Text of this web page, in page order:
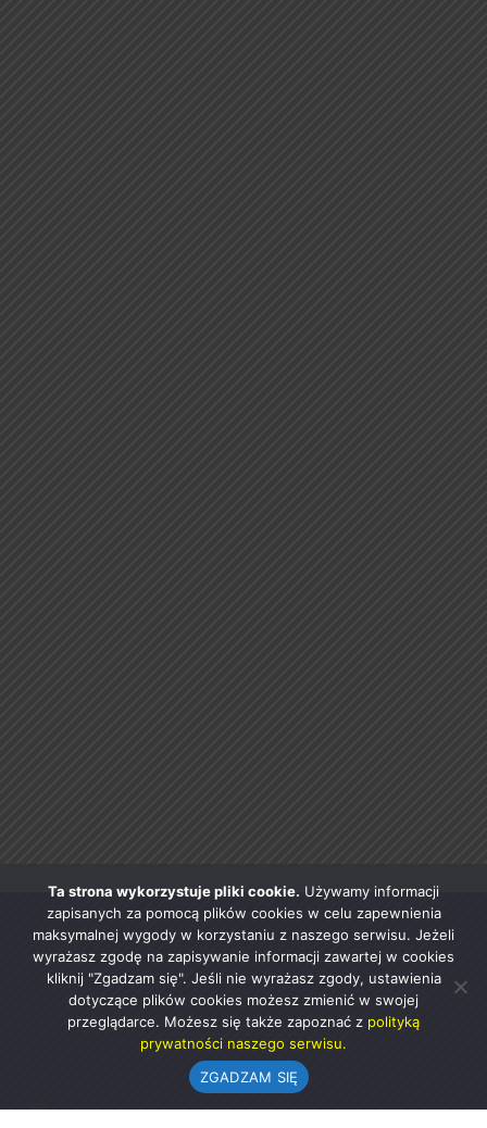
Ta strona wykorzystuje pliki cookie. Używamy informacji
zapisanych za pomocą plików cookies w celu zapewnienia
maksymalnej wygody w korzystaniu z naszego serwisu. Jeżeli
wyrażasz zgodę na zapisywanie informacji zawartej w cookies
kliknij "Zgadzam się". Jeśli nie wyrażasz zgody, ustawienia
dotyczące plików cookies możesz zmienić w swojej
przeglądarce. Możesz się także zapoznać z polityką
prywatności naszego serwisu.
ZGADZAM SIĘ